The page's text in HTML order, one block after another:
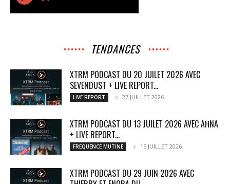
TENDANCES
XTRM PODCAST DU 20 JUILET 2026 AVEC
SEVENDUST + LIVE REPORT...
LIVE REPORT 27 JUILLET 2026
XTRM PODCAST DU 13 JUILET 2026 AVEC AĦNA
+ LIVE REPORT...
FREQUENCE MUTINE 15 JUILLET 2026
XTRM PODCAST DU 29 JUIN 2026 AVEC